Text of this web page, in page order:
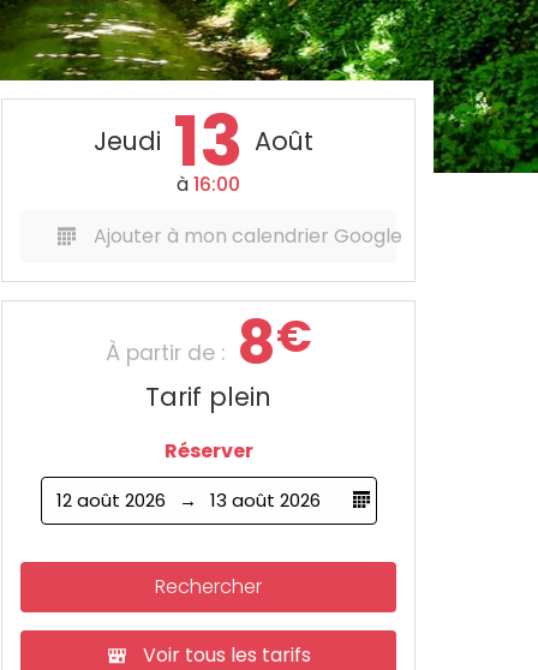
Jeudi 13 Août
à16:00
Ajouter à mon calendrier Google
À partir de : 8€
Tarif plein
Réserver
12 août 2026 13 août 2026
Rechercher
Voir tous les tarifs